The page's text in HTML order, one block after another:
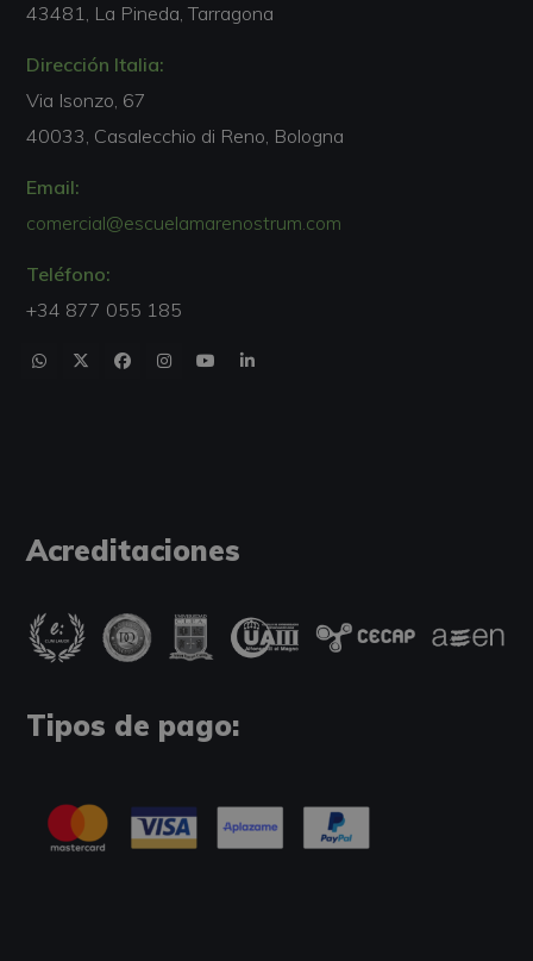
43481, La Pineda, Tarragona
Dirección Italia:
Via Isonzo, 67
40033, Casalecchio di Reno, Bologna
Email:
comercial@escuelamarenostrum.com
Teléfono:
+34 877 055 185
Acreditaciones
Tipos de pago: